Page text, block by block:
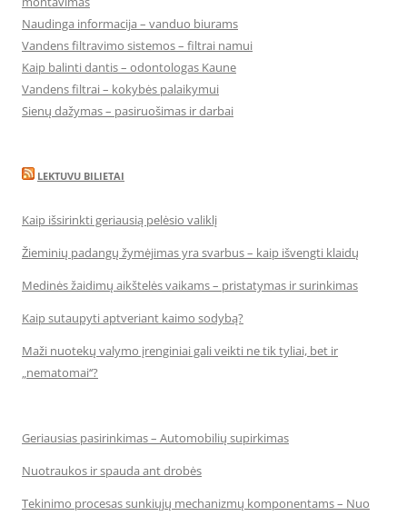
Naudinga informacija – vanduo biurams
Vandens filtravimo sistemos – filtrai namui
Kaip balinti dantis – odontologas Kaune
Vandens filtrai – kokybės palaikymui
Sienų dažymas – pasiruošimas ir darbai
LEKTUVU BILIETAI
Kaip išsirinkti geriausią pelėsio valiklį
Žieminių padangų žymėjimas yra svarbus – kaip išvengti klaidų
Medinės žaidimų aikštelės vaikams – pristatymas ir surinkimas
Kaip sutaupyti aptveriant kaimo sodybą?
Maži nuotekų valymo įrenginiai gali veikti ne tik tyliai, bet ir
„nematomai‘‘?
Geriausias pasirinkimas – Automobilių supirkimas
Nuotraukos ir spauda ant drobės
Tekinimo procesas sunkiųjų mechanizmų komponentams – Nuo